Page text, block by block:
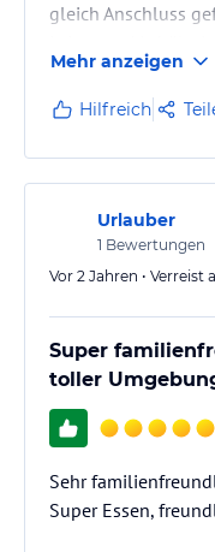
gleich Anschluss
Mehr anzeigen
Hilfreich
Urlauber
1 Bewertungen
Vor 2 Jahren • Verreist
Super
toller
Sehr
Super Essen,